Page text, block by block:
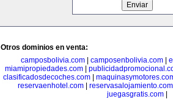
Otros dominios en venta:
camposbolivia.com| camposenbolivia.com|
miamipropiedades.com
clasificadosdecoches.com
reservaenhotel.com| reservasalojamiento.com
juegasgratis.com|